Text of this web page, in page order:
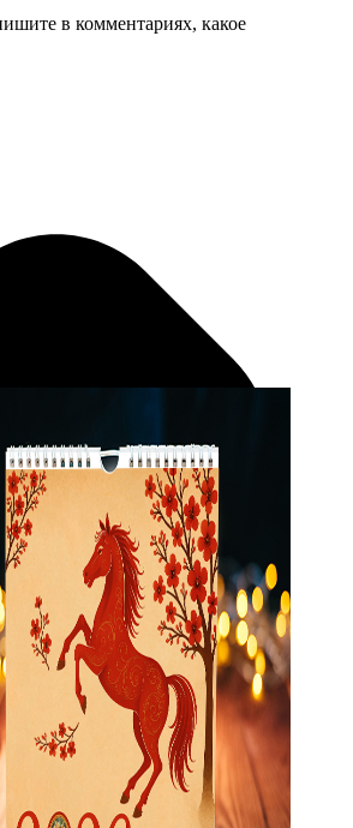
в комментариях, какое